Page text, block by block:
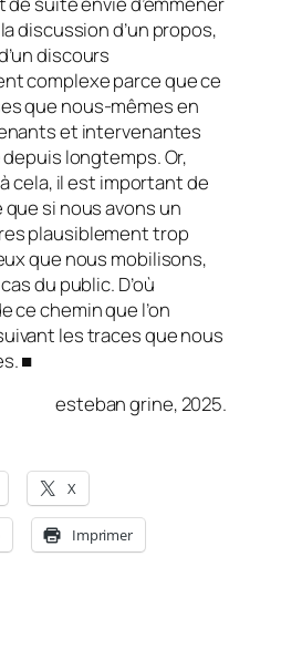
discussion d’un propos,
discours
complexe parce que ce
que nous-mêmes en
et intervenantes
longtemps. Or,
à cela, il est important de
si nous avons un
plausiblement trop
que nous mobilisons,
du public. D’où
ce chemin que l’on
les traces que nous
■
esteban grine, 2025.
X
Imprimer